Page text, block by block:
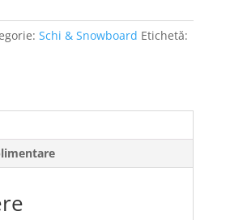
Schi & Snowboard Etichetă: